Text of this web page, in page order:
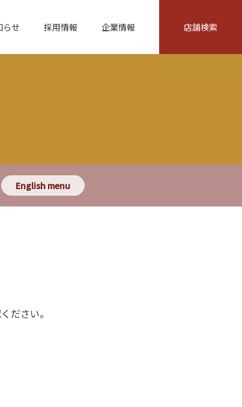
らせ 採用情報 企業情報 店舗検索
English menu
ださい。